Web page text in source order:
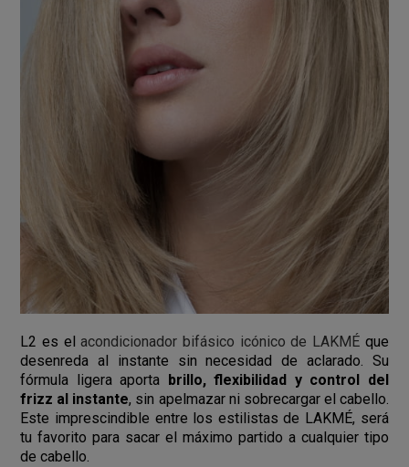
L2 es elacondicionador bifásico icónico de LAKMÉque
desenreda al instante sin necesidad de aclarado. Su
fórmula ligera aporta
brillo, flexibilidad y control del
frizz al instante, sin apelmazar ni sobrecargar el cabello.
Este imprescindible entre los estilistas de LAKMÉ, será
tu favorito para sacar el máximo partido a cualquier tipo
de cabello.